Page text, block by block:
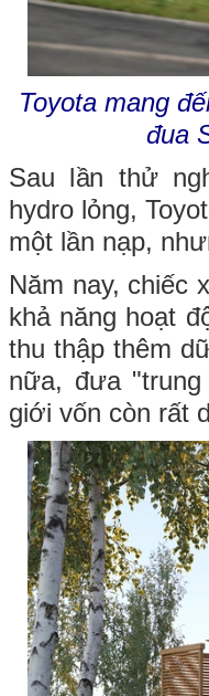
Toyota mang
đua
Sau lần thử
hydro lỏng,
một lần nạp,
Năm nay, chiếc
khả năng hoạt
thu thập thêm
nữa, đưa
giới vốn còn rất